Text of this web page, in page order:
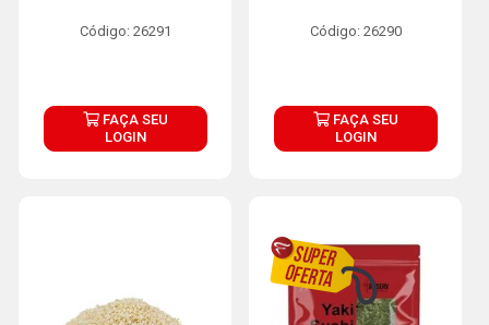
Código: 26291
FAÇA SEU
LOGIN
Código: 26290
FAÇA SEU
LOGIN